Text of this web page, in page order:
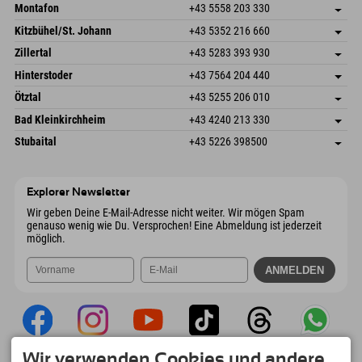
Montafon +43 5558 203 330
Dorfstr. 127b
6793 Gaschurn/Montafon
Österreich
Adresse speichern
Anreiseinfos
Buchen
Kitzbühel/St. Johann +43 5352 216 660
Speckbacherstraße 87
Österreich
Adresse speichern
Buchen
Zillertal +43 5283 393 930
Schmiedau 2
6272 Kaltenbach im Zillertal
Österreich
Adresse speichern
Anreiseinfos
Buchen
Hinterstoder +43 7564 204 440
Freizeitpark 10
Österreich
Adresse speichern
Buchen
Ötztal +43 5255 206 010
Gscheat 14
6441 Umhausen
Österreich
Adresse speichern
Anreiseinfos
Buchen
Bad Kleinkirchheim +43 4240 213 330
Dorfstraße 24
Adresse speichern
Stubaital +43 5226 398500
Explorer Newsletter
Wir geben Deine E-Mail-Adresse nicht weiter. Wir mögen Spam
genauso wenig wie Du. Versprochen! Eine Abmeldung ist jederzeit
möglich.